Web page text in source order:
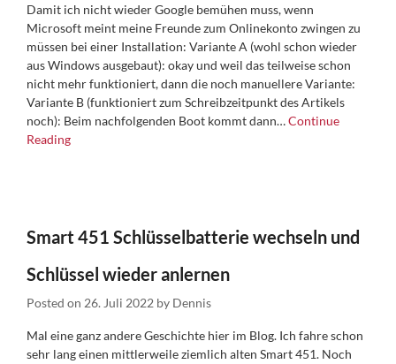
Damit ich nicht wieder Google bemühen muss, wenn
Microsoft meint meine Freunde zum Onlinekonto zwingen zu
müssen bei einer Installation: Variante A (wohl schon wieder
aus Windows ausgebaut): okay und weil das teilweise schon
nicht mehr funktioniert, dann die noch manuellere Variante:
Variante B (funktioniert zum Schreibzeitpunkt des Artikels
noch): Beim nachfolgenden Boot kommt dann…Continue
Reading
Smart 451 Schlüsselbatterie wechseln und
Schlüssel wieder anlernen
Posted on 26. Juli 2022 by Dennis
Mal eine ganz andere Geschichte hier im Blog. Ich fahre schon
sehr lang einen mittlerweile ziemlich alten Smart 451. Noch